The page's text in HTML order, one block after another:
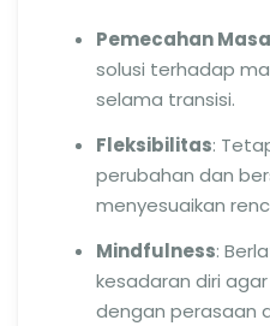
Pemecahan
solusi terhadap
selama transisi.
Fleksibilitas:
perubahan dan
menyesuaikan
Mindfulness:
kesadaran diri
dengan perasaan